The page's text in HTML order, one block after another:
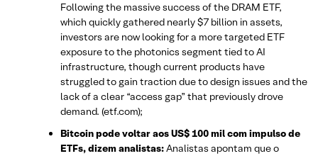
Following the massive success of the DRAM ETF,
which quickly gathered nearly $7 billion in assets,
investors are now looking for a more targeted ETF
exposure to the photonics segment tied to AI
infrastructure, though current products have
struggled to gain traction due to design issues and the
lack of a clear “access gap” that previously drove
demand. (etf.com);
Bitcoin pode voltar aos US$ 100 mil com impulso de
ETFs, dizem analistas:Analistas apontam que o